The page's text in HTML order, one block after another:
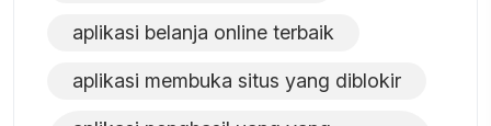
aplikasi belanja online terbaik
aplikasi membuka situs yang diblokir